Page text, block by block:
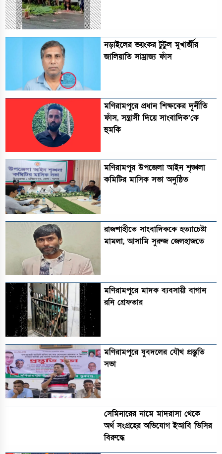
নড়াইলের ভয়ংকর টুটুল মুখার্জীর
জালিয়াতি সাম্রাজ্য ফাঁস
মণিরামপুরে প্রধান শিক্ষকের দূর্নীতি
ফাঁস, সন্ত্রাসী দিয়ে সাংবাদিক’কে
হুমকি
মণিরামপুর উপজেলা আইন শৃঙ্খলা
কমিটির মাসিক সভা অনুষ্ঠিত‎‎
রাজশাহীতে সাংবাদিককে হত্যাচেষ্টা
মামলা, আসামি সুরুজ জেলহাজতে
মণিরামপুরে মাদক ব্যবসায়ী বাগান
রনি গ্রেফতার
মণিরামপুরে যুবদলের যৌথ প্রস্তুতি
সভা
সেমিনারের নামে মাদরাসা থেকে
অর্থ সংগ্রহের অভিযোগ ইআবি ভিসির
বিরুদ্ধে